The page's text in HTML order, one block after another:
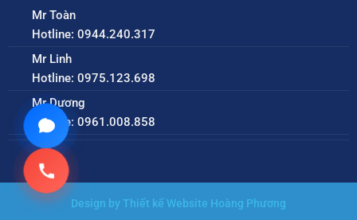
Mr Toàn
Hotline: 0944.240.317
Mr Linh
Hotline: 0975.123.698
Mr Dương
Hotline: 0961.008.858
Design by Thiết kế Website Hoàng Phương